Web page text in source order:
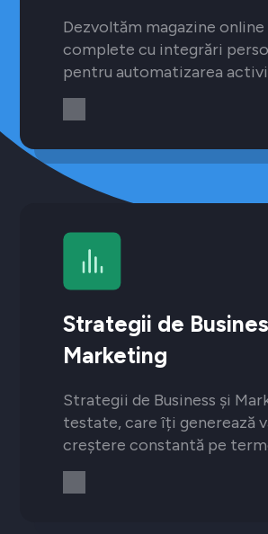
Dezvoltăm magazine online
complete cu integrări
pentru automatizarea
Strategii de
Marketing
Strategii de Business și
testate, care îți generează
creștere constantă pe